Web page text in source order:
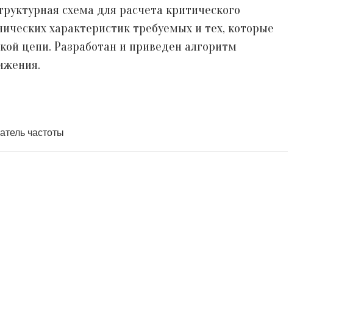
схема для расчета критического
характеристик требуемых и тех, которые
цепи. Разработан и приведен алгоритм
частоты